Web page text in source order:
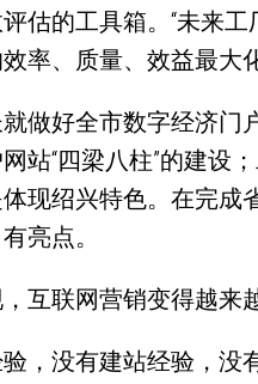
估的工具箱。“未来
率、质量、效益最大
做好全市数字经济门
站“四梁八柱”的建设
现绍兴特色。在完成
亮点。
互联网营销变得越来
，没有建站经验，没